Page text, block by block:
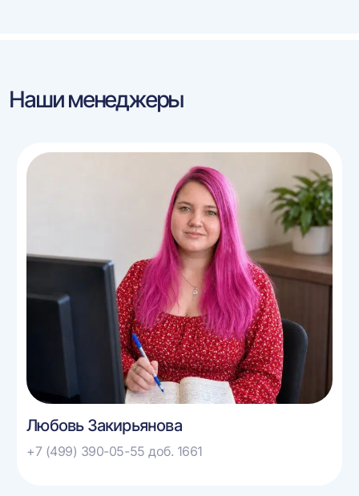
Наши менеджеры
Любовь Закирьянова
+7 (499) 390-05-55 доб. 1661